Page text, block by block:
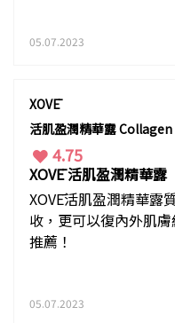
05.07.2023
XOVĒ
活肌盈潤精華露
4.75
XOVĒ 活肌盈潤精華露
XOVĒ活肌盈潤精華露
收，更可以復內外肌
推薦！
05.07.2023